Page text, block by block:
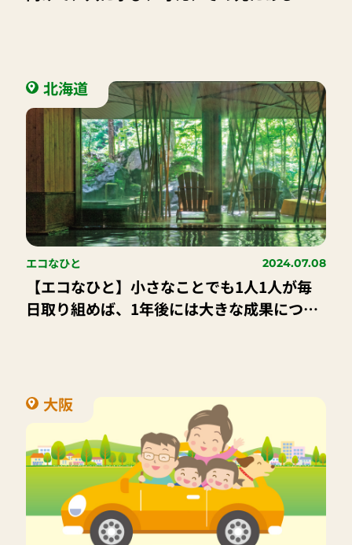
北海道
エコなひと 2024.07.08
【エコなひと】小さなことでも1人1人が毎
日取り組めば、1年後には大きな成果につな
大阪